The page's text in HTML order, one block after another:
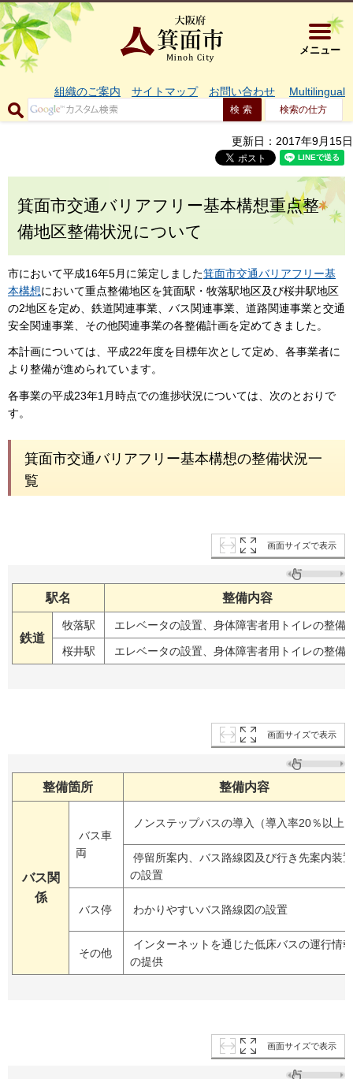
大阪府箕
メニュー
組織のご案内 サイトマップ お問い合わせ Multilingual
検索の仕方
更新日：2017年9月15日
箕面市交通バリアフリー基本構想重点整
備地区整備状況について
市において平成16年5月に策定しました箕面市交通バリアフリー基
本構想において重点整備地区を箕面駅・牧落駅地区及び桜井駅地区
の2地区を定め、鉄道関連事業、バス関連事業、道路関連事業と交通
安全関連事業、その他関連事業の各整備計画を定めてきました。
本計画については、平成22年度を目標年次として定め、各事業者に
より整備が進められています。
各事業の平成23年1月時点での進捗状況については、次のとおりで
す。
箕面市交通バリアフリー基本構想の整備状況一
覧
画面サイズで表示
駅名 整備内容
鉄道
牧落駅 エレベータの設置、身体障害者用トイレの整備
桜井駅 エレベータの設置、身体障害者用トイレの整備
画面サイズで表示
整備箇所 整備内容
バス関
係
バス車
両
ノンステップバスの導入（導入率20％以上
停留所案内、バス路線図及び行き先案内装置
の設置
バス停 わかりやすいバス路線図の設置
その他
インターネットを通じた低床バスの運行情報
の提供
画面サイズで表示